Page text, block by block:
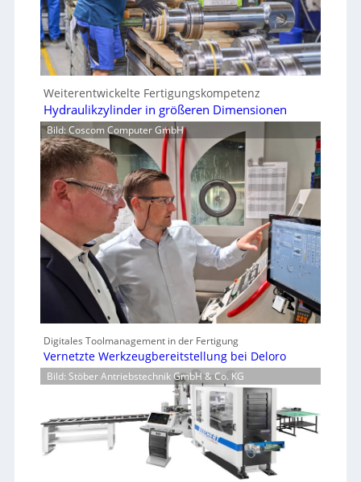
Weiterentwickelte Fertigungskompetenz
Hydraulikzylinder in größeren Dimensionen
Bild: Coscom Computer GmbH
Digitales Toolmanagement in der Fertigung
Vernetzte Werkzeugbereitstellung bei Deloro
Bild: Stöber Antriebstechnik GmbH & Co. KG